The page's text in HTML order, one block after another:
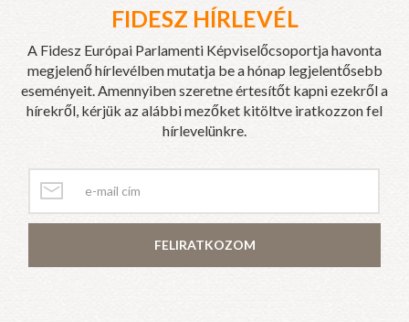
FIDESZ HÍRLEVÉL
A Fidesz Európai Parlamenti Képviselőcsoportja havonta
megjelenő hírlevélben mutatja be a hónap legjelentősebb
eseményeit. Amennyiben szeretne értesítőt kapni ezekről a
hírekről, kérjük az alábbi mezőket kitöltve iratkozzon fel
hírlevelünkre.
FELIRATKOZOM